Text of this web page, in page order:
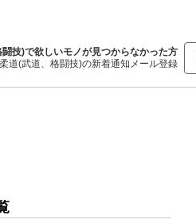
技)で欲しいモノが見つからなかった方
道(武道、格闘技)の新着通知メール登録